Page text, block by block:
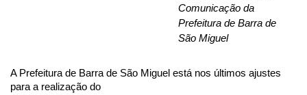
Comunicação da
Prefeitura de Barra de
São Miguel
A Prefeitura de Barra de São Miguel está nos últimos ajustes
para a realização do